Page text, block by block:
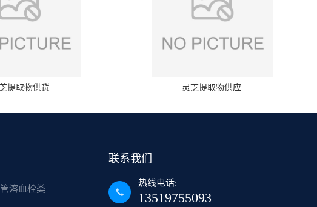
提取物供货 灵芝提取物供应.
溶血栓类
联系我们
热线电话:
13519755093